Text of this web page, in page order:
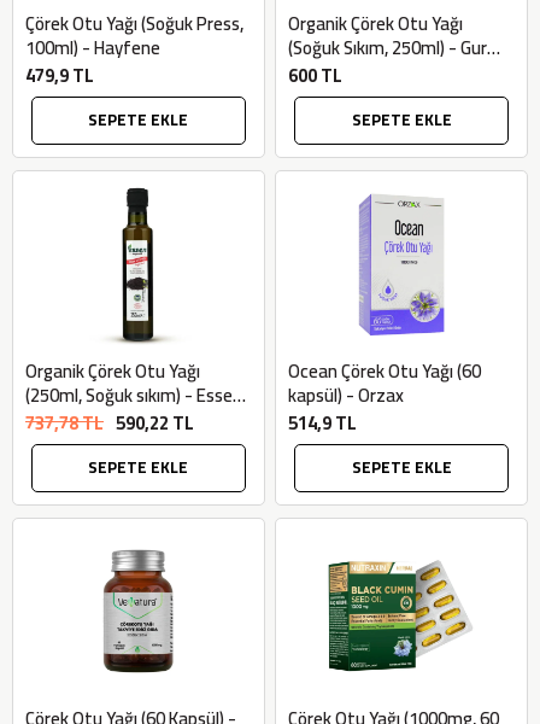
Çörek Otu Yağı (Soğuk Press,
100ml) - Hayfene
479,9 TL
SEPETE EKLE
Organik Çörek Otu Yağı
(Soğuk Sıkım, 250ml) - Gurme
Market
600 TL
SEPETE EKLE
Organik Çörek Otu Yağı
(250ml, Soğuk sıkım) - Essen
Organik
737,78 TL 590,22 TL
SEPETE EKLE
Ocean Çörek Otu Yağı (60
kapsül) - Orzax
514,9 TL
SEPETE EKLE
BU HAFTANIN PLANLI İNDİRİMİ
2320,00 TL
2100,00 TL
Sızma Zeytinyağı
(2025 Yeni Hasat,
Güney Ege, 5 Litre) -
AtcaNova